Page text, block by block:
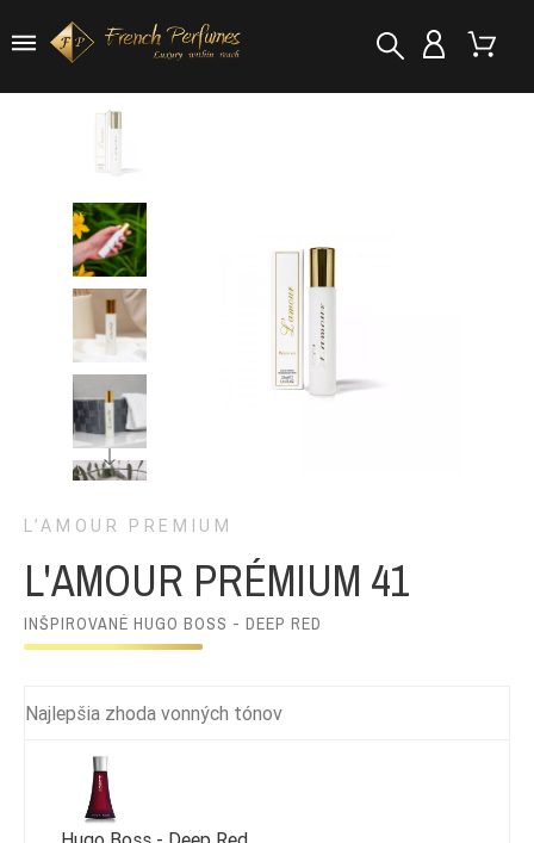
L’AMOUR PREMIUM
L'AMOUR PRÉMIUM 41
INŠPIROVANÉ HUGO BOSS - DEEP RED
Najlepšia zhoda vonných tónov